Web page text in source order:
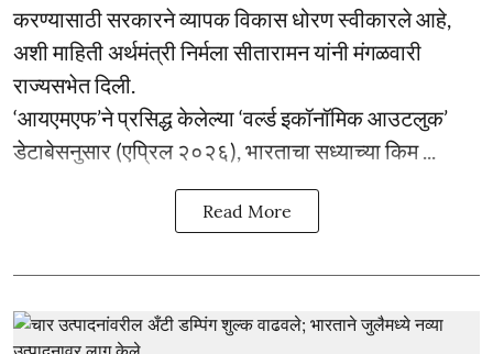
करण्यासाठी सरकारने व्यापक विकास धोरण स्वीकारले आहे,
अशी माहिती अर्थमंत्री निर्मला सीतारामन यांनी मंगळवारी
राज्यसभेत दिली.
‘आयएमएफ’ने प्रसिद्ध केलेल्या ‘वर्ल्ड इकॉनॉमिक आउटलुक’
डेटाबेसनुसार (एप्रिल २०२६), भारताचा सध्याच्या किम ...
Read More